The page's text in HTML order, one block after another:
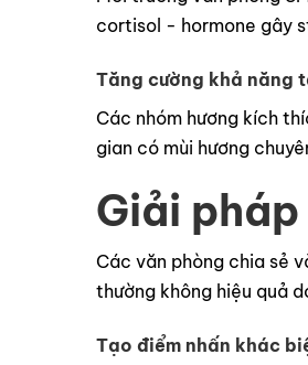
cortisol - hormone gây
Tăng cường khả năng
Các nhóm hương kích
gian có mùi hương
Giải
Các văn phòng chia sẻ
thường không hiệu quả
Tạo điểm nhấn khác